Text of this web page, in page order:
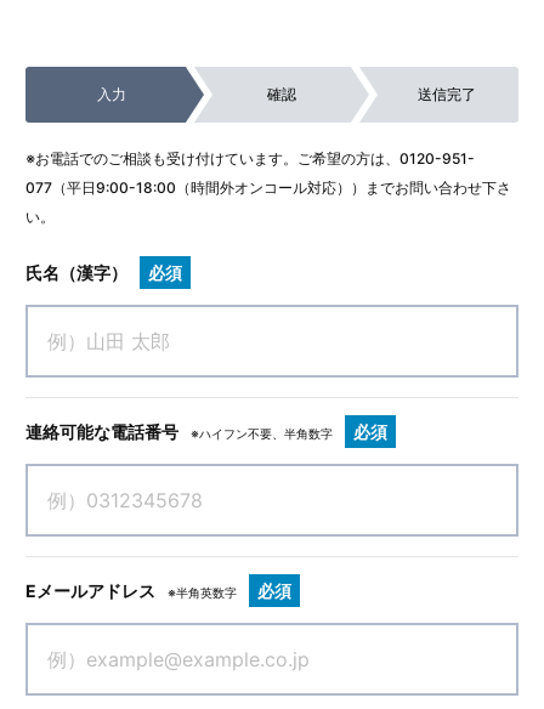
入力 確認 送信完了
※お電話でのご相談も受け付けています。ご希望の方は、 0120-951-
077 （平日9:00-18:00（時間外オンコール対応））までお問い合わせ下さ
い。
氏名（漢字） 必須
連絡可能な電話番号 ※ハイフン不要、半角数字 必須
Eメールアドレス ※半角英数字 必須